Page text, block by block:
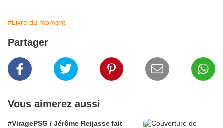
#Livre du moment
Partager
Vous aimerez aussi
#ViragePSG / Jérôme Reijasse fait